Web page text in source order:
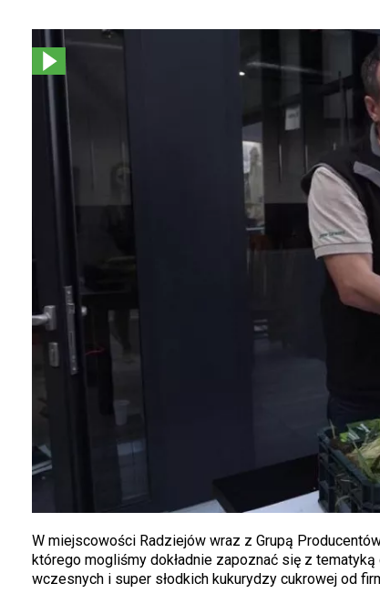
W miejscowości Radziejów wraz z Grupą
którego mogliśmy dokładnie zapoznać się z
wczesnych i super słodkich kukurydzy cukrowej od